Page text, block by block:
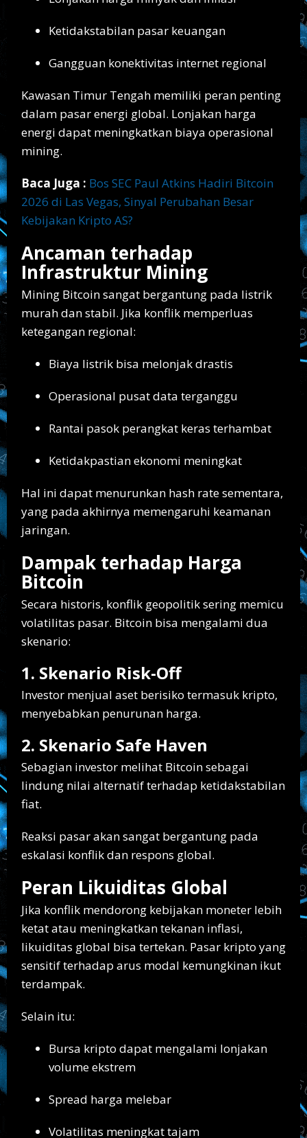
Ketidakstabilan pasar keuangan
Gangguan konektivitas internet regional
Kawasan Timur Tengah memiliki peran penting
dalam pasar energi global. Lonjakan harga
energi dapat meningkatkan biaya operasional
mining.
Baca Juga : Bos SEC Paul Atkins Hadiri Bitcoin
2026 di Las Vegas, Sinyal Perubahan Besar
Kebijakan Kripto AS?
Ancaman terhadap
Infrastruktur Mining
Mining Bitcoin sangat bergantung pada listrik
murah dan stabil. Jika konflik memperluas
ketegangan regional:
Biaya listrik bisa melonjak drastis
Operasional pusat data terganggu
Rantai pasok perangkat keras terhambat
Ketidakpastian ekonomi meningkat
Hal ini dapat menurunkan hash rate sementara,
yang pada akhirnya memengaruhi keamanan
jaringan.
Dampak terhadap Harga
Bitcoin
Secara historis, konflik geopolitik sering memicu
volatilitas pasar. Bitcoin bisa mengalami dua
skenario:
1. Skenario Risk-Off
Investor menjual aset berisiko termasuk kripto,
menyebabkan penurunan harga.
2. Skenario Safe Haven
Sebagian investor melihat Bitcoin sebagai
lindung nilai alternatif terhadap ketidakstabilan
fiat.
Reaksi pasar akan sangat bergantung pada
eskalasi konflik dan respons global.
Peran Likuiditas Global
Jika konflik mendorong kebijakan moneter lebih
ketat atau meningkatkan tekanan inflasi,
likuiditas global bisa tertekan. Pasar kripto yang
sensitif terhadap arus modal kemungkinan ikut
terdampak.
Selain itu:
Bursa kripto dapat mengalami lonjakan
volume ekstrem
Spread harga melebar
Volatilitas meningkat tajam